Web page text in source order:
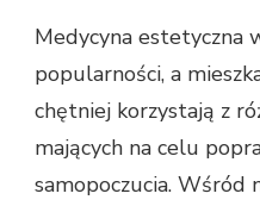
Medycyna estetyczna
popularności, a
chętniej korzystają z
mających na celu
samopoczucia. Wśród